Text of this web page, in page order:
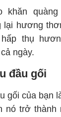
khăn
lại hương
thụ
ngày.
đầu gối
gối của bạn
nó trở